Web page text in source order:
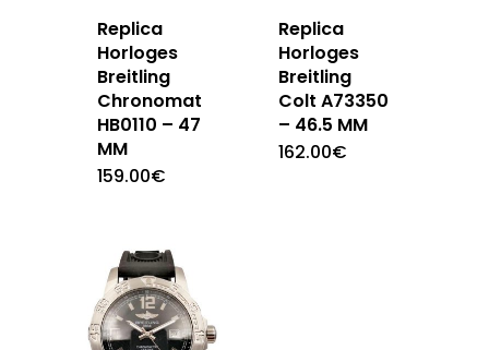
Replica
Horloges
Breitling
Chronomat
HB0110 – 47
MM
159.00€
Replica
Horloges
Breitling
Colt A73350
– 46.5 MM
162.00€